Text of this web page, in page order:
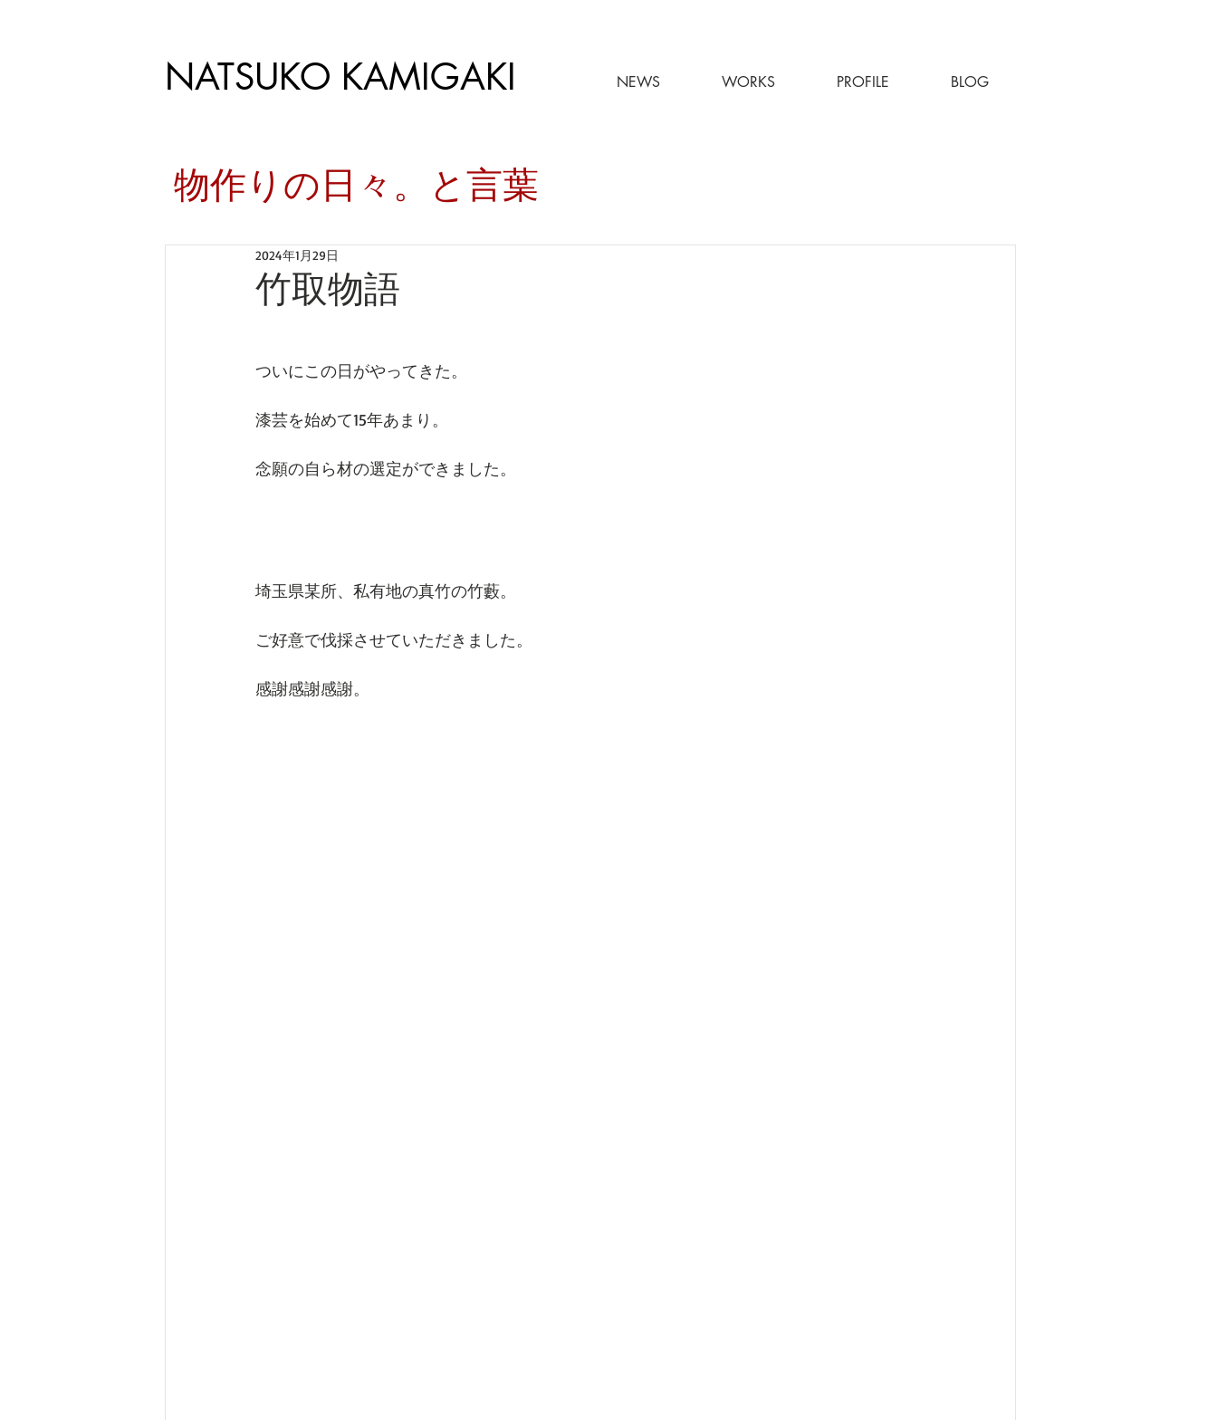
NATSUKO KAMIGAKI NEWS WORKS PROFILE BLOG
​物作りの日々。と言葉
竹取物語
2024年1月29日
ついにこの日がやってきた。
漆芸を始めて15年あまり。
念願の自ら材の選定ができました。
埼玉県某所、私有地の真竹の竹藪。
ご好意で伐採させていただきました。
感謝感謝感謝。